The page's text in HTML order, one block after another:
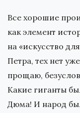
Все хорошие
как элемент
на «искусство
Петра, тех нет
прощаю,
Какие гиганты
Дюма! И народ